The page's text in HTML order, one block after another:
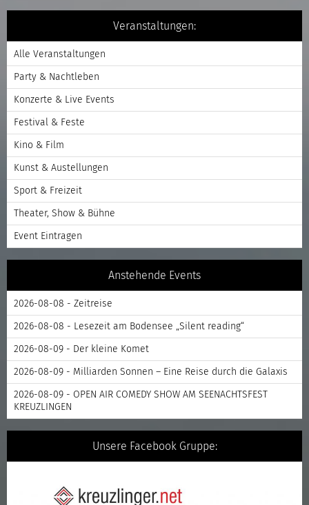
Veranstaltungen:
Alle Veranstaltungen
Party & Nachtleben
Konzerte & Live Events
Festival & Feste
Kino & Film
Kunst & Austellungen
Sport & Freizeit
Theater, Show & Bühne
Event Eintragen
Anstehende Events
2026-08-08 - Zeitreise
2026-08-08 - Lesezeit am Bodensee „Silent reading“
2026-08-09 - Der kleine Komet
2026-08-09 - Milliarden Sonnen – Eine Reise durch die Galaxis
2026-08-09 - OPEN AIR COMEDY SHOW AM SEENACHTSFEST
KREUZLINGEN
Unsere Facebook Gruppe: